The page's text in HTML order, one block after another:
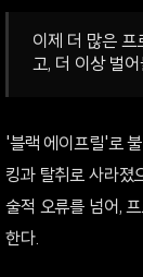
이제 더 많은 프
고, 더 이상 벌
'블랙 에이프릴'로
킹과 탈취로 사라졌
술적 오류를 넘어,
한다.